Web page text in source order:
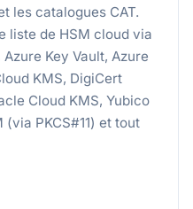
les catalogues CAT.
liste de HSM cloud via
Key Vault, Azure
KMS, DigiCert
Cloud KMS, Yubico
(via PKCS#11) et tout